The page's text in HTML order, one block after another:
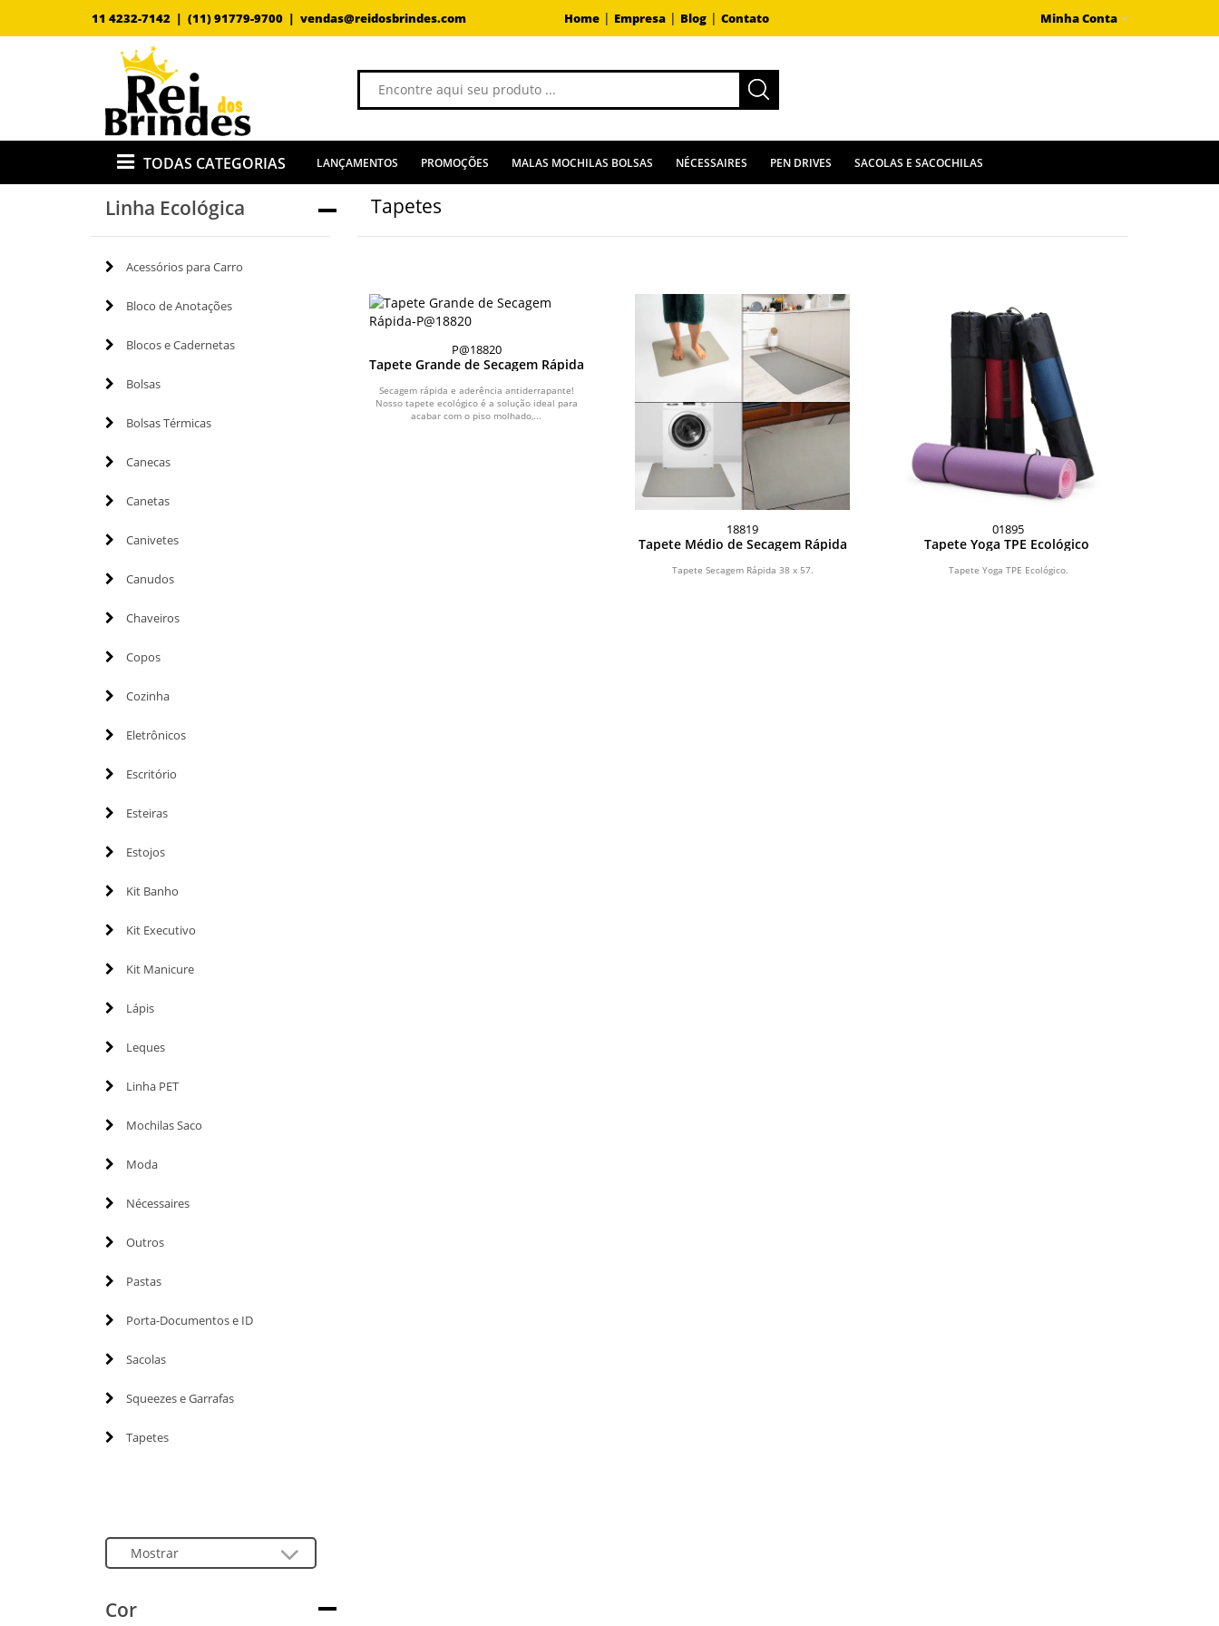
11 4232-7142 | (11) 91779-9700 | vendas@reidosbrindes.com Home| Empresa| Blog| Contato Minha Conta
TODAS CATEGORIAS LANÇAMENTOS PROMOÇÕES MALAS MOCHILAS BOLSAS NÉCESSAIRES PEN DRIVES SACOLAS E SACOCHILAS
Linha Ecológica
Acessórios para Carro
Bloco de Anotações
Blocos e Cadernetas
Bolsas
Bolsas Térmicas
Canecas
Canetas
Canivetes
Canudos
Chaveiros
Copos
Cozinha
Eletrônicos
Escritório
Esteiras
Estojos
Kit Banho
Kit Executivo
Kit Manicure
Lápis
Leques
Linha PET
Mochilas Saco
Moda
Nécessaires
Outros
Pastas
Porta-Documentos e ID
Sacolas
Squeezes e Garrafas
Tapetes
Cor
Tapetes
P@18820
Tapete Grande de Secagem Rápida
Secagem rápida e aderência antiderrapante!
Nosso tapete ecológico é a solução ideal para
acabar com o piso molhado,...
18819
Tapete Médio de Secagem Rápida
Tapete Secagem Rápida 38 x 57.
01895
Tapete Yoga TPE Ecológico
Tapete Yoga TPE Ecológico.